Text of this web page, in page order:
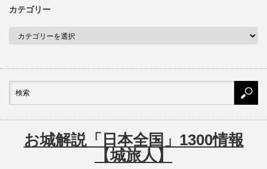
カテゴリー
お城解説「日本全国」1300情報
【城旅人】